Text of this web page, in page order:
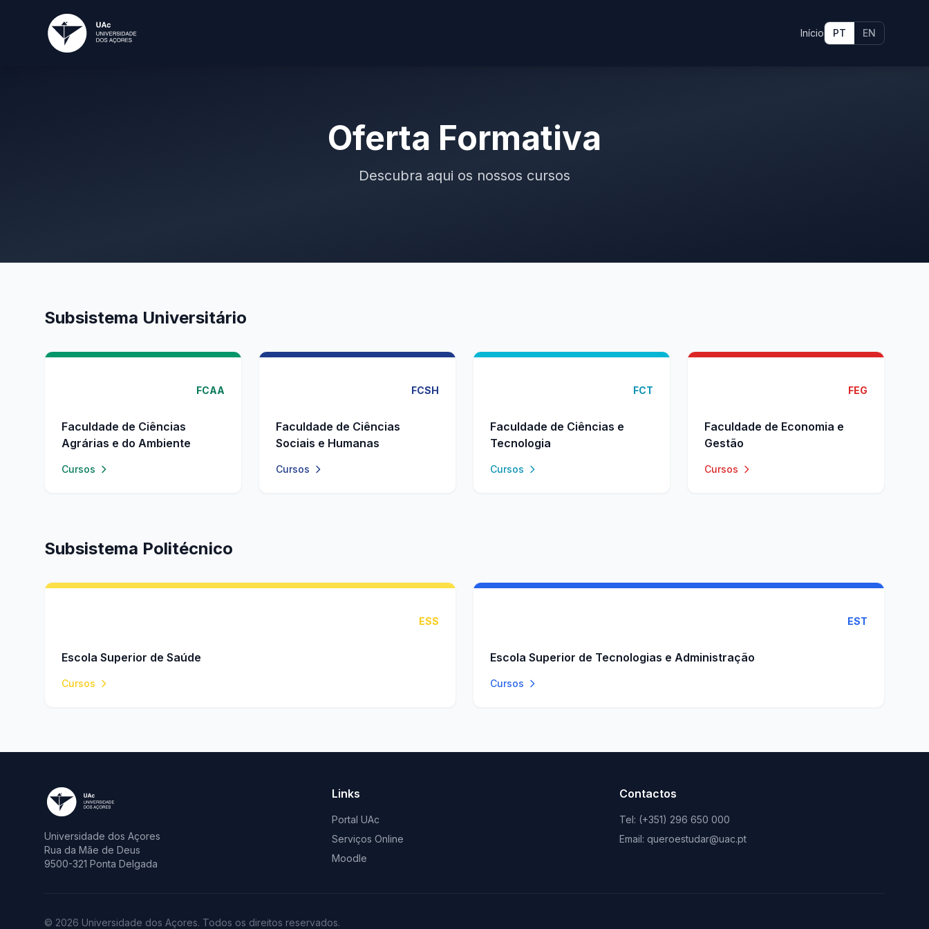
Início PT EN
Oferta Formativa
Descubra aqui os nossos cursos
Subsistema Universitário
FCAA
Faculdade de Ciências
Agrárias e do Ambiente
Cursos
FCSH
Faculdade de Ciências
Sociais e Humanas
Cursos
FCT
Faculdade de Ciências e
Tecnologia
Cursos
FEG
Faculdade de Economia e
Gestão
Cursos
Subsistema Politécnico
ESS
Escola Superior de Saúde
Cursos
EST
Escola Superior de Tecnologias e Administração
Cursos
Universidade dos Açores
Rua da Mãe de Deus
9500-321 Ponta Delgada
Links
Portal UAc
Serviços Online
Moodle
Contactos
Tel: (+351) 296 650 000
Email: queroestudar@uac.pt
© 2026 Universidade dos Açores. Todos os direitos reservados.